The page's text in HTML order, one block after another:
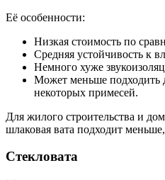
Её особенности:
Низкая стоимость по
Средняя устойчивость к
Немного хуже
Может меньше подходить
некоторых примесей.
Для жилого строительства и
шлаковая вата подходит меньше,
Стекловата